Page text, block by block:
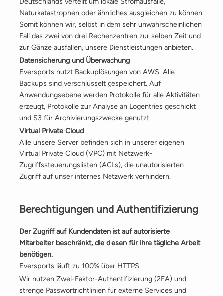
Naturkatastrophen oder ähnliches ausgleichen zu können.
Somit können wir, selbst in dem sehr unwahrscheinlichen
Fall das zwei von drei Rechenzentren zur selben Zeit und
zur Gänze ausfallen, unsere Dienstleistungen anbieten.
Datensicherung und Überwachung
Eversports nutzt Backuplösungen von AWS. Alle
Backups sind verschlüsselt gespeichert. Auf
Anwendungsebene werden Protokolle für alle Aktivitäten
erzeugt, Protokolle zur Analyse an Logentries geschickt
und S3 für Archivierungszwecke genutzt.
Virtual Private Cloud
Alle unsere Server befinden sich in unserer eigenen
Virtual Private Cloud (VPC) mit Netzwerk-
Zugriffssteuerungslisten (ACLs), die unautorisierten
Zugriff auf unser internes Netzwerk verhindern.
Berechtigungen und Authentifizierung
Der Zugriff auf Kundendaten ist auf autorisierte
Mitarbeiter beschränkt, die diesen für ihre tägliche Arbeit
benötigen.
Eversports läuft zu 100% über HTTPS.
Wir nutzen Zwei-Faktor-Authentifizierung (2FA) und
strenge Passwortrichtlinien für externe Services und